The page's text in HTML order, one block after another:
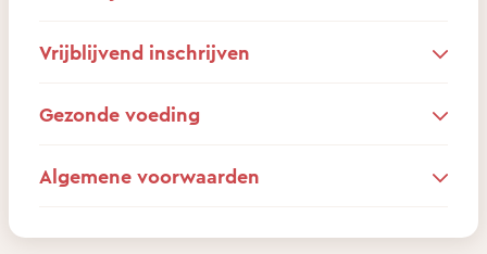
Vrijblijvend inschrijven
Gezonde voeding
Algemene voorwaarden